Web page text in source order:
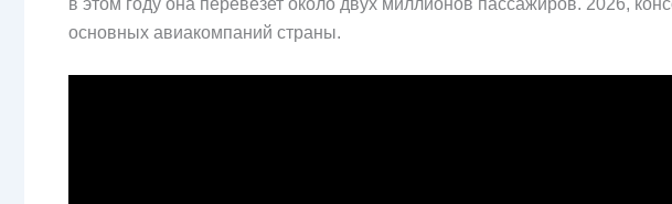
основных авиакомпаний страны.